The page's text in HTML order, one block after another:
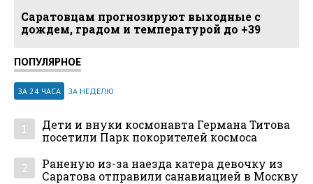
Саратовцам прогнозируют выходные с
дождем, градом и температурой до +39
ПОПУЛЯРНОЕ
ЗА 24 ЧАСА ЗА НЕДЕЛЮ
1
Дети и внуки космонавта Германа Титова
посетили Парк покорителей космоса
2
Раненую из-за наезда катера девочку из
Саратова отправили санавиацией в Москву